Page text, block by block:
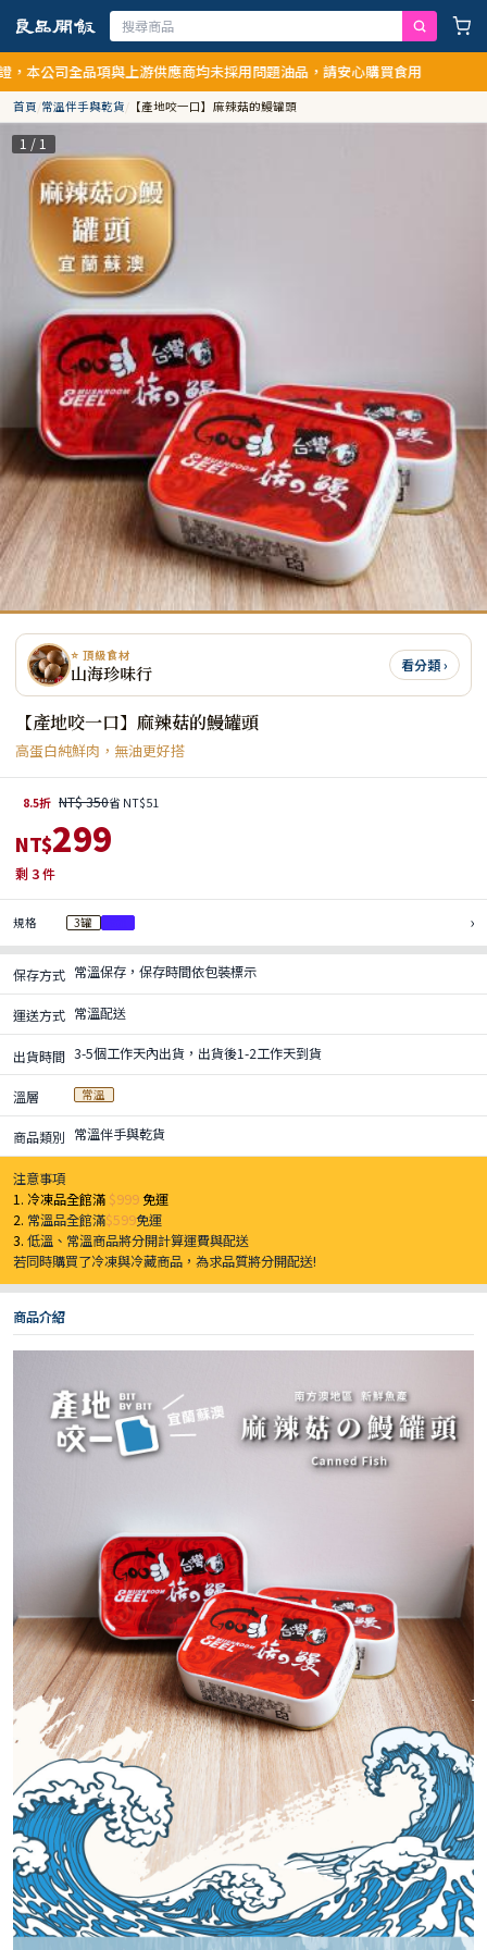
公司全品項與上游供應商均未採用問題油品，請安心購買食用
首頁/常溫伴手與乾貨/ 【產地咬一口】麻辣菇的鰻罐頭
1 / 1
⭐ 頂級食材
山海珍味行 看分類 ›
【產地咬一口】麻辣菇的鰻罐頭
高蛋白純鮮肉，無油更好搭
8.5折 NT$ 350省 NT$51
NT$299
剩3件
規格 3罐 ›
保存方式 常溫保存，保存時間依包裝標示
運送方式 常溫配送
出貨時間 3-5個工作天內出貨，出貨後1-2工作天到貨
溫層 常溫
商品類別 常溫伴手與乾貨
注意事項
1. 冷凍品全館滿 $999免運
2. 常溫品全館滿$599免運
3.低溫、常溫商品將分開計算運費與配送
若同時購買了冷凍與冷藏商品，為求品質將分開配送!
商品介紹